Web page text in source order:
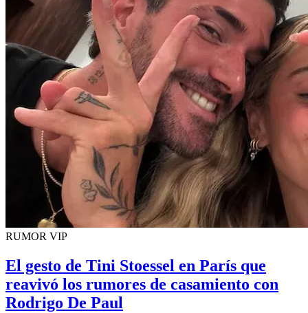
RUMOR VIP
El gesto de Tini Stoessel en París que
reavivó los rumores de casamiento con
Rodrigo De Paul